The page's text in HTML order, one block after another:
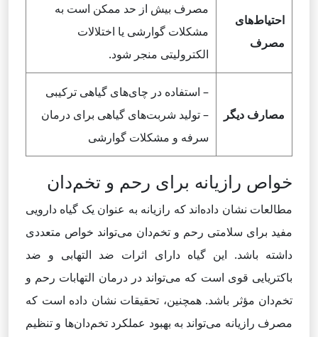
احتیاط‌های
مصرف
مصرف بیش از حد ممکن است به
مشکلات گوارشی یا اختلالات
الکترولیتی منجر شود.
مصارف دیگر
– استفاده در چای‌های گیاهی ترکیبی
– تولید شربت‌های گیاهی برای درمان
سرفه و مشکلات گوارشی
خواص رازیانه برای رحم و تخم‌دان
مطالعات نشان داده‌اند که رازیانه به عنوان یک گیاه دارویی
مفید برای سلامتی رحم و تخم‌دان می‌تواند خواص متعددی
داشته باشد. این گیاه دارای اثرات ضد التهابی و ضد
باکتریایی قوی است که می‌تواند در درمان التهابات رحم و
تخم‌دان مؤثر باشد. همچنین، تحقیقات نشان داده است که
مصرف رازیانه می‌تواند به بهبود عملکرد تخم‌دان‌ها و تنظیم